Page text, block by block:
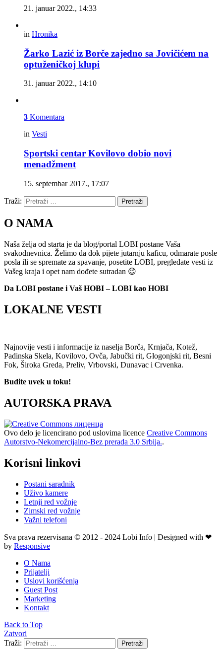
21. januar 2022., 14:33
in Hronika
Žarko Lazić iz Borče zajedno sa Jovičićem na
optuženičkoj klupi
31. januar 2022., 14:10
3 Komentara
in Vesti
Sportski centar Kovilovo dobio novi
menadžment
15. septembar 2017., 17:07
Traži: Pretraži
O NAMA
Naša želja od starta je da blog/portal LOBI postane Vaša
svakodnevnica. Želimo da dok pijete jutarnju kaficu, odmarate posle
posla ili se spremate za spavanje, posetite LOBI, pregledate vesti iz
Vašeg kraja i opet nam dođete sutradan 😉
Da LOBI postane i Vaš HOBI – LOBI kao HOBI
LOKALNE VESTI
Najnovije vesti i informacije iz naselja Borča, Krnjača, Kotež,
Padinska Skela, Kovilovo, Ovča, Jabučki rit, Glogonjski rit, Besni
Fok, Široka Greda, Preliv, Vrbovski, Dunavac i Crvenka.
Budite uvek u toku!
AUTORSKA PRAVA
Ovo delo je licencirano pod uslovima licence Creative Commons
Autorstvo-Nekomercijalno-Bez prerada 3.0 Srbija..
Korisni linkovi
Postani saradnik
Uživo kamere
Letnji red vožnje
Zimski red vožnje
Važni telefoni
Sva prava rezervisana © 2012 - 2024 Lobi Info | Designed with ❤
by Responsive
O Nama
Prijatelji
Uslovi korišćenja
Guest Post
Marketing
Kontakt
Back to Top
Zatvori
Traži:
Pretraži